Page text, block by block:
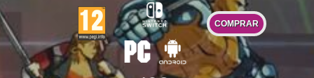
COMPRAR